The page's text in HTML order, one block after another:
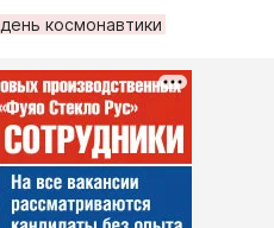
день космонавтики